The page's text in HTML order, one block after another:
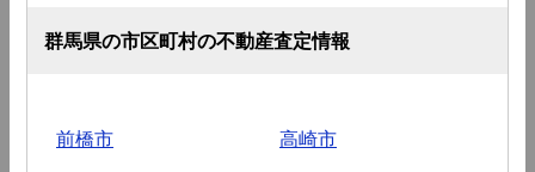
群馬県の市区町村の不動産査定情報
前橋市 高崎市